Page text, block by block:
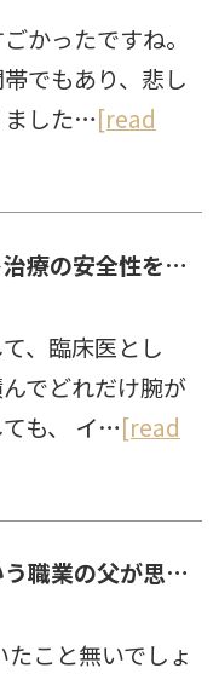
かったですね。
でもあり、悲し
ました…[read
インプラント治療の安全性を高めるために
、臨床医とし
でどれだけ腕が
も、 イ…[read
歯科医師という職業の父が思う、子に抜歯矯正をさせたくない２つの理由
こと無いでしょ